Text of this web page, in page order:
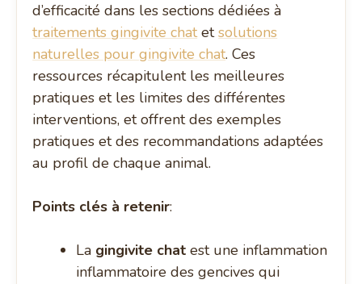
d’efficacité dans les sections dédiées à
traitements gingivite chatetsolutions
naturelles pour gingivite chat. Ces
ressources récapitulent les meilleures
pratiques et les limites des différentes
interventions, et offrent des exemples
pratiques et des recommandations adaptées
au profil de chaque animal.
Points clés à retenir:
La gingivite chat est une inflammation
inflammatoire des gencives qui